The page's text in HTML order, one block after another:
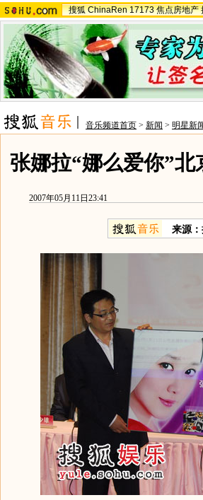
搜狐 ChinaRen 17173 焦点房地产
音乐频道首页 > 新闻 > 明星新
张娜拉“娜么爱你”
2007年05月11日23:41
来源